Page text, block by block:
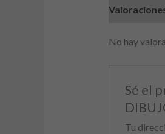
No hay
Sé el
Tu